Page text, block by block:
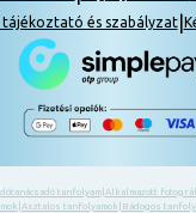
tájékoztató és szabályzat|
tanfolyam| Alkalmazott
Asztalos tanfolyamok Bádogos